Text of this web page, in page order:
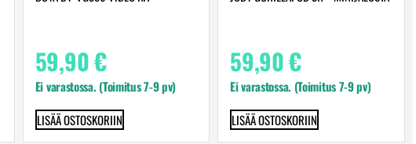
59,90€
Ei varastossa. (Toimitus 7-9 pv)
LISÄÄ OSTOSKORIIN
59,90€
Ei varastossa. (Toimitus 7-9 pv)
LISÄÄ OSTOSKORIIN